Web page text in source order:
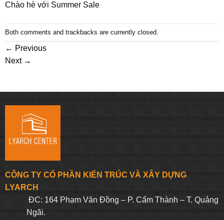
Chào hè với Summer Sale
Both comments and trackbacks are currently closed.
← Previous
Next →
CÔNG TY CỔ PHẦN KIẾN TRÚC VÀ XÂY DỰNG
LYARCH
ĐC: 164 Phạm Văn Đồng – P. Cẩm Thành – T. Quảng
Ngãi.